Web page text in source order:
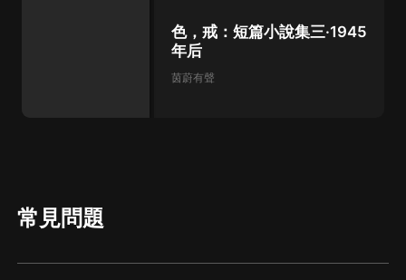
色，戒：短篇小說集三·1945
年后
茵蔚有聲
常見問題